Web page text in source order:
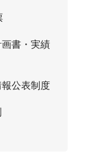
書・実績
公表制度